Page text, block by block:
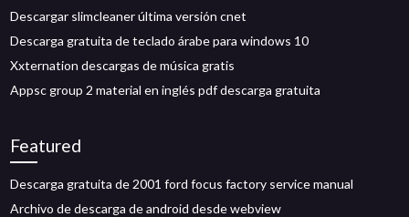
Descargar slimcleaner última versión cnet
Descarga gratuita de teclado árabe para windows 10
Xxternation descargas de música gratis
Appsc group 2 material en inglés pdf descarga gratuita
Featured
Descarga gratuita de 2001 ford focus factory service manual
Archivo de descarga de android desde webview